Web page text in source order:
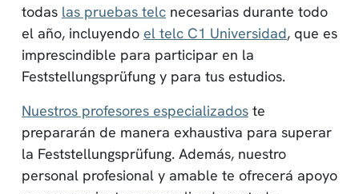
todas las pruebas telc necesarias durante todo
el año, incluyendo el telc C1 Universidad, que es
imprescindible para participar en la
Feststellungsprüfung y para tus estudios.
Nuestros profesores especializados te
prepararán de manera exhaustiva para superar
la Feststellungsprüfung. Además, nuestro
personal profesional y amable te ofrecerá apoyo